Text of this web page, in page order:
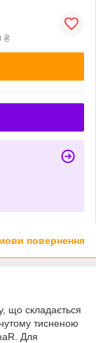
₴
повернення
що складається
тисненою
Для